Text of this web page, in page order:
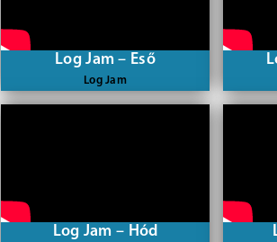
Log Jam – Eső
Log Jam
Log Jam – Hód